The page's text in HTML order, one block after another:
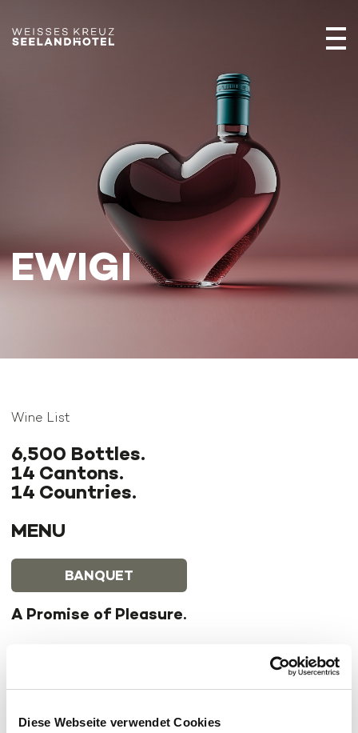
Diese Webseite verwendet Cookies
EWIGI
Wine List
6,500 Bottles.
14 Cantons.
14 Countries.
MENU
BANQUET
A Promise of Pleasure.
shares his passion with guests who seek the
exceptional. Our wine list is the expression of a
singular collection: over 6,500 bottles rest in the